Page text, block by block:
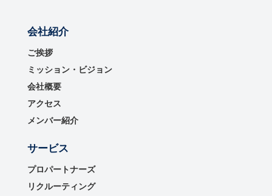
会社紹介
ご挨拶
ミッション・ビジョン
会社概要
アクセス
メンバー紹介
サービス
プロパートナーズ
リクルーティング